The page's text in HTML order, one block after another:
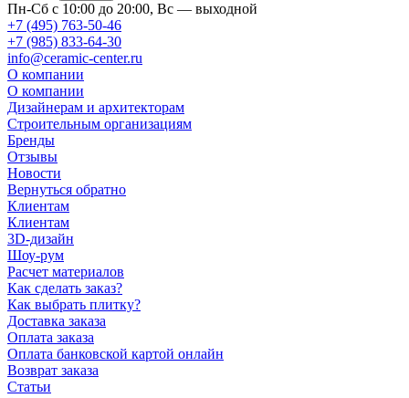
Пн-Сб с 10:00 до 20:00, Вс — выходной
+7 (495) 763-50-46
+7 (985) 833-64-30
info@ceramic-center.ru
О компании
О компании
Дизайнерам и архитекторам
Строительным организациям
Бренды
Отзывы
Новости
Вернуться обратно
Клиентам
Клиентам
3D-дизайн
Шоу-рум
Расчет материалов
Как сделать заказ?
Как выбрать плитку?
Доставка заказа
Оплата заказа
Оплата банковской картой онлайн
Возврат заказа
Статьи